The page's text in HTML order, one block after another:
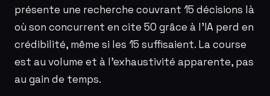
présente une recherche couvrant 15 décisions là
où son concurrent en cite 50 grâce à l’IA perd en
crédibilité, même si les 15 suffisaient. La course
est au volume et à l’exhaustivité apparente, pas
au gain de temps.